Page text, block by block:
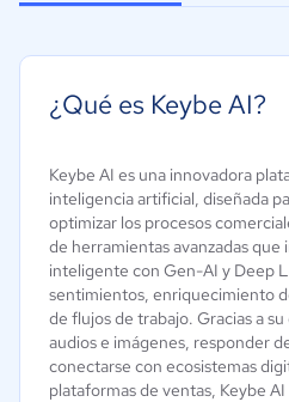
¿Qué es Keybe AI?
Keybe AI es una innovadora
inteligencia artificial, diseñada
optimizar los procesos
de herramientas avanzadas que
inteligente con Gen-AI y Deep
sentimientos, enriquecimiento
de flujos de trabajo. Gracias a
audios e imágenes, responder
conectarse con ecosistemas
plataformas de ventas, Keybe